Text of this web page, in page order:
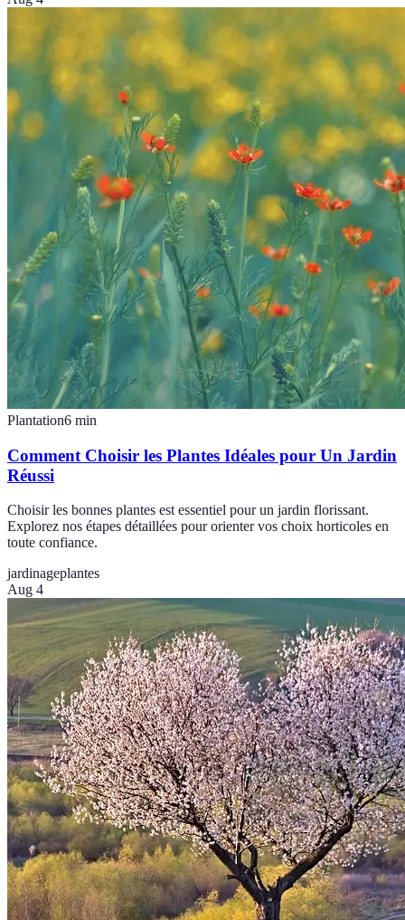
Plantation6 min
Comment Choisir les Plantes Idéales pour Un Jardin
Réussi
Choisir les bonnes plantes est essentiel pour un jardin florissant.
Explorez nos étapes détaillées pour orienter vos choix horticoles en
toute confiance.
jardinageplantes
Aug 4